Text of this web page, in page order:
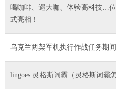
喝咖啡、遇大咖、体验高科技…
式亮相！
乌克兰两架军机执行作战任务期
lingoes 灵格斯词霸（灵格斯词霸